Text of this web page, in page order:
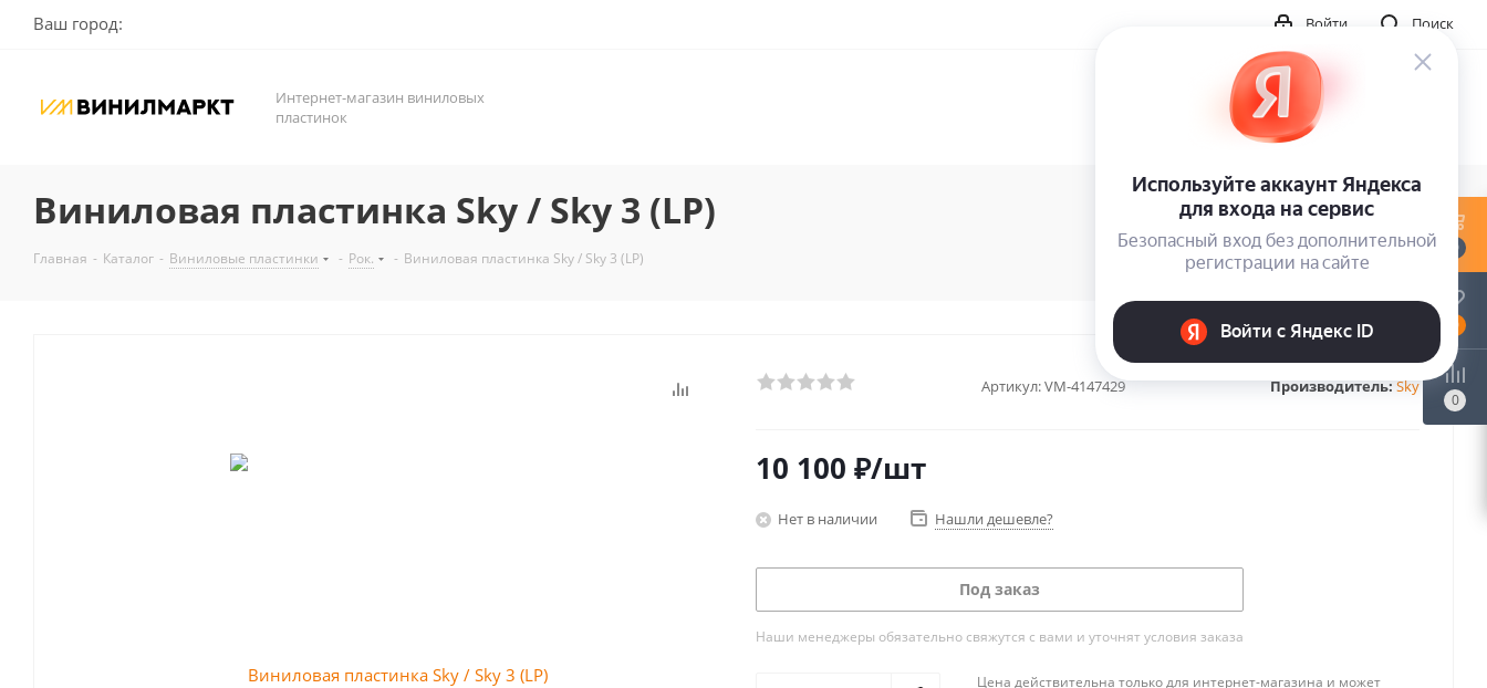
Ваш город: Поиск
Войти
Интернет-магазин виниловых
пластинок
Виниловая пластинка Sky / Sky 3 (LP)
Главная - Каталог - Виниловые пластинки - Рок. - Виниловая пластинка Sky / Sky 3 (LP)
Артикул:VM-4147429 Производитель:Sky
10 100 ₽/шт
Нет в наличии Нашли дешевле?
Под заказ
Наши менеджеры обязательно свяжутся с вами и уточнят условия заказа
Цена действительна только для интернет-магазина и может
0
0
0